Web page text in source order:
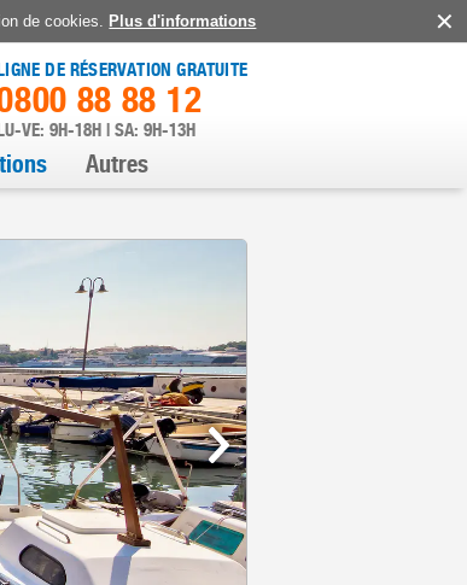
de cookies. Plus d'informations
DE RÉSERVATION GRATUITE
88 88 12
VE: 9H-18H | SA: 9H-13H
Autres